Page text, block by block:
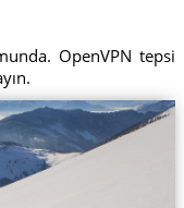
OpenVPN tepsi